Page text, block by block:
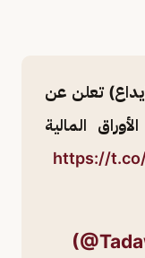
تعلن عن
المالية
https://